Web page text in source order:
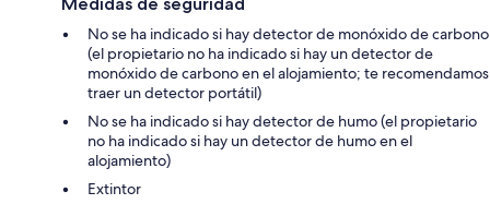
No se ha indicado si hay detector de monóxido de carbono
(el propietario no ha indicado si hay un detector de
monóxido de carbono en el alojamiento; te recomendamos
traer un detector portátil)
No se ha indicado si hay detector de humo (el propietario
no ha indicado si hay un detector de humo en el
alojamiento)
Extintor